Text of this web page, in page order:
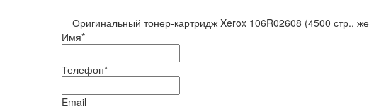
Оригинальный тонер-картридж Xerox 106R02608 (4500 стр.,
Имя*
Телефон*
Email